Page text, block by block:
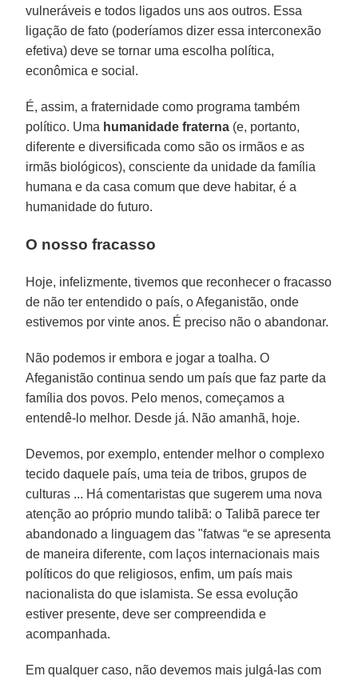
vulneráveis e todos ligados uns aos outros. Essa
ligação de fato (poderíamos dizer essa interconexão
efetiva) deve se tornar uma escolha política,
econômica e social.
É, assim, a fraternidade como programa também
político. Uma humanidade fraterna (e, portanto,
diferente e diversificada como são os irmãos e as
irmãs biológicos), consciente da unidade da família
humana e da casa comum que deve habitar, é a
humanidade do futuro.
O nosso fracasso
Hoje, infelizmente, tivemos que reconhecer o fracasso
de não ter entendido o país, o Afeganistão, onde
estivemos por vinte anos. É preciso não o abandonar.
Não podemos ir embora e jogar a toalha. O
Afeganistão continua sendo um país que faz parte da
família dos povos. Pelo menos, começamos a
entendê-lo melhor. Desde já. Não amanhã, hoje.
Devemos, por exemplo, entender melhor o complexo
tecido daquele país, uma teia de tribos, grupos de
culturas ... Há comentaristas que sugerem uma nova
atenção ao próprio mundo talibã: o Talibã parece ter
abandonado a linguagem das "fatwas “e se apresenta
de maneira diferente, com laços internacionais mais
políticos do que religiosos, enfim, um país mais
nacionalista do que islamista. Se essa evolução
estiver presente, deve ser compreendida e
acompanhada.
Em qualquer caso, não devemos mais julgá-las com